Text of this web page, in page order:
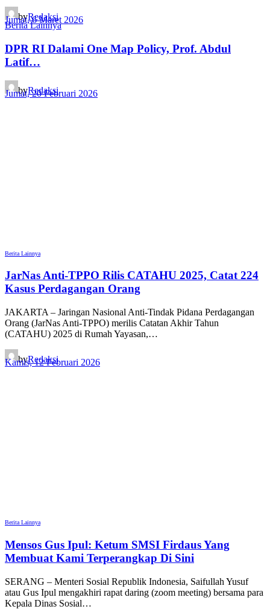
byRedaksi
Jumat, 6 Maret 2026
Berita Lainnya
DPR RI Dalami One Map Policy, Prof. Abdul
Latif…
byRedaksi
Jumat, 20 Februari 2026
Berita Lainnya
JarNas Anti-TPPO Rilis CATAHU 2025, Catat 224
Kasus Perdagangan Orang
JAKARTA – Jaringan Nasional Anti-Tindak Pidana Perdagangan
Orang (JarNas Anti-TPPO) merilis Catatan Akhir Tahun
(CATAHU) 2025 di Rumah Yayasan,…
byRedaksi
Kamis, 12 Februari 2026
Berita Lainnya
Mensos Gus Ipul: Ketum SMSI Firdaus Yang
Membuat Kami Terperangkap Di Sini
SERANG – Menteri Sosial Republik Indonesia, Saifullah Yusuf
atau Gus Ipul mengakhiri rapat daring (zoom meeting) bersama para
Kepala Dinas Sosial…